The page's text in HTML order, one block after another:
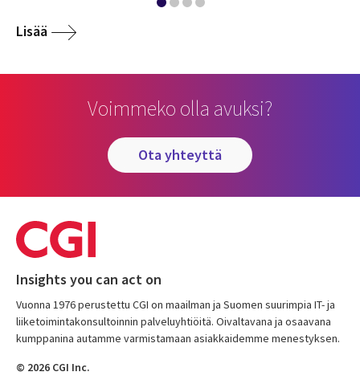
Lisää
Voimmeko olla avuksi?
ota yhteyttä
Insights you can act on
Vuonna 1976 perustettu CGI on maailman ja Suomen suurimpia IT- ja
liiketoimintakonsultoinnin palveluyhtiöitä. Oivaltavana ja osaavana
kumppanina autamme varmistamaan asiakkaidemme menestyksen.
© 2026 CGI Inc.